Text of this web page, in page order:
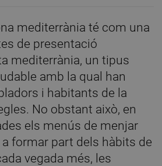
mediterrània té com una
de presentació
mediterrània, un tipus
amb la qual han
i habitants de la
No obstant això, en
els menús de menjar
formar part dels hàbits de
vegada més, les